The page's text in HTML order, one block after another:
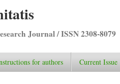
Journal / ISSN 2308-8079
for authors Current Issue